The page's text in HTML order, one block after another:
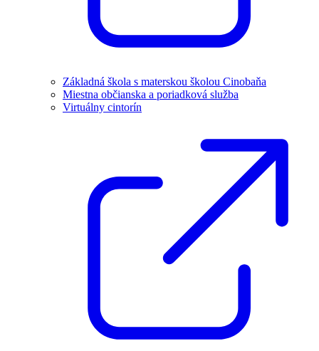
Základná škola s materskou školou Cinobaňa
Miestna občianska a poriadková služba
Virtuálny cintorín